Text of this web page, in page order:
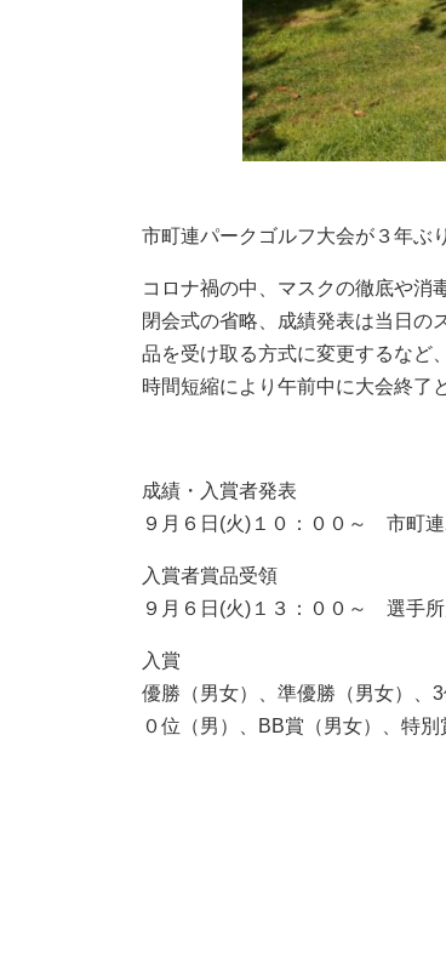
市町連パークゴルフ大会が３年ぶ
コロナ禍の中、マスクの徹底や消
閉会式の省略、成績発表は当日の
品を受け取る方式に変更するなど
時間短縮により午前中に大会終了
成績・入賞者発表
９月６日(火)１０：００～ 市町
入賞者賞品受領
９月６日(火)１３：００～ 選手
入賞
優勝（男女）、準優勝（男女）、
０位（男）、BB賞（男女）、特